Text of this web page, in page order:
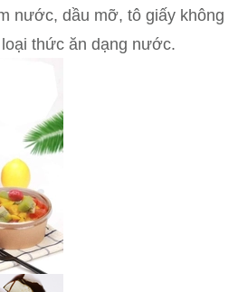
nước, dầu mỡ, tô giấy không
thức ăn dạng nước.